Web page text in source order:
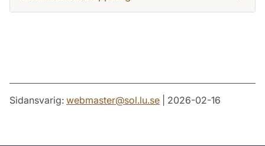
Sidansvarig: webmaster@sol.lu.se | 2026-02-16